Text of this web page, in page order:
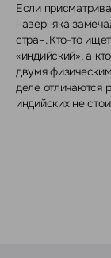
Если
наверняка
стран. Кто-то
«индийский», а
двумя
деле отличаются
индийских не